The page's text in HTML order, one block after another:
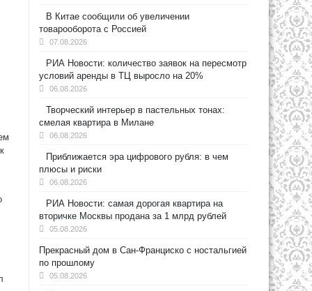
В Китае сообщили об увеличении
товарооборота с Россией
07.08.2026
РИА Новости: количество заявок на пересмотр
условий аренды в ТЦ выросло на 20%
06.08.2026
Творческий интерьер в пастельных тонах:
смелая квартира в Милане
06.08.2026
Приближается эра цифрового рубля: в чем
плюсы и риски
06.08.2026
РИА Новости: самая дорогая квартира на
вторичке Москвы продана за 1 млрд рублей
05.08.2026
Прекрасный дом в Сан-Франциско с ностальгией
по прошлому
05.08.2026